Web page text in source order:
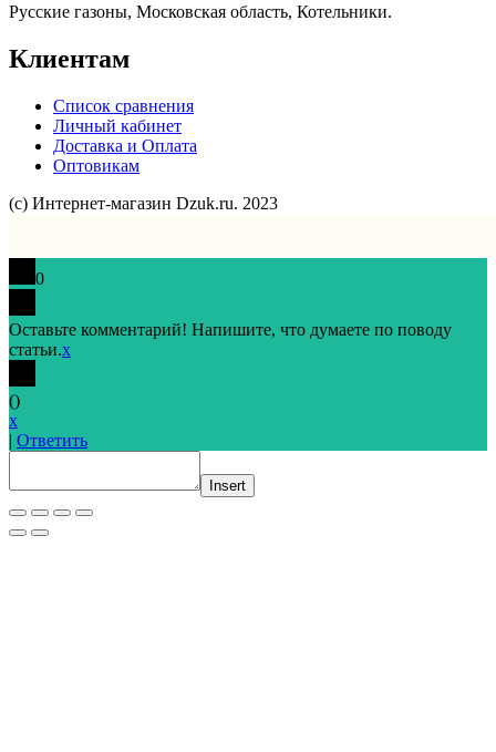
Русские газоны, Московская область, Котельники.
Клиентам
Список сравнения
Личный кабинет
Доставка и Оплата
Оптовикам
(с) Интернет-магазин Dzuk.ru. 2023
0
Оставьте комментарий! Напишите, что думаете по поводу
статьи.x
()
x
| Ответить
Insert